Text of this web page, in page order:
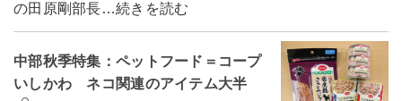
の田原剛部長…続きを読む
中部秋季特集：ペットフード＝コープ
いしかわ ネコ関連のアイテム大半